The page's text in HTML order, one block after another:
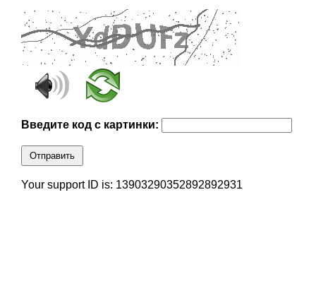
Введите код с картинки:
Отправить
Your support ID is: 13903290352892892931